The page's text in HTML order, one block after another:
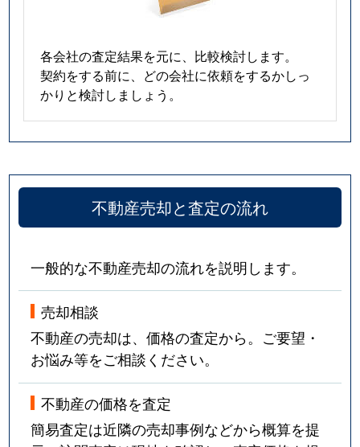
各会社の査定結果を元に、比較検討します。
契約をする前に、どの会社に依頼をするかしっ
かりと検討しましょう。
不動産売却と査定の流れ
一般的な不動産売却の流れを説明します。
売却相談
不動産の売却は、価格の査定から。ご要望・
お悩み等をご相談ください。
不動産の価格を査定
簡易査定は近隣の売却事例などから概算を提